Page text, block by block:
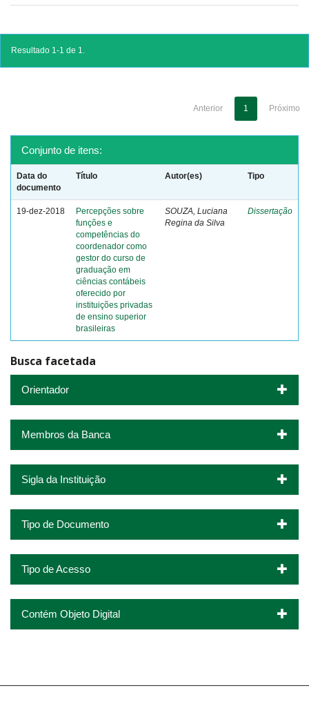
Resultado 1-1 de 1.
Anterior 1 Próximo
Conjunto de itens:
Data do
documento
Título Autor(es) Tipo
19-dez-2018
Percepções sobre
funções e
competências do
coordenador como
gestor do curso de
graduação em
ciências contábeis
oferecido por
instituições privadas
de ensino superior
brasileiras
SOUZA, Luciana
Regina da Silva
Dissertação
Busca facetada
Orientador
Membros da Banca
Sigla da Instituição
Tipo de Documento
Tipo de Acesso
Contém Objeto Digital